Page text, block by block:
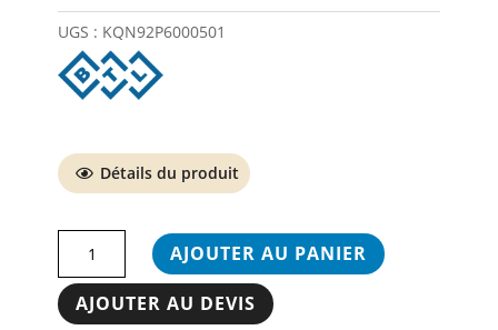
UGS : KQN92P6000501
Détails du produit
BTL-
6000
AJOUTER AU PANIER
AJOUTER AU DEVIS